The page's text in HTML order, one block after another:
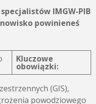
IMGW-PIB
powinieneś
Kluczowe
obowiązki:
(GIS),
powodziowego